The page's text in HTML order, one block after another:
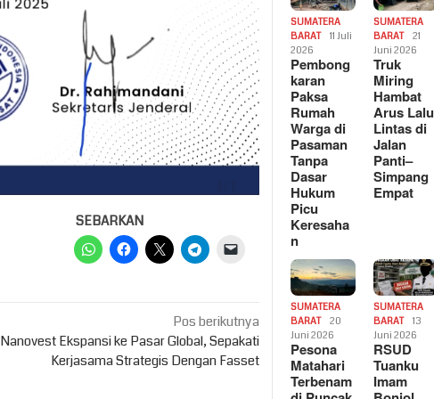
SEBARKAN
Pos berikutnya
Nanovest Ekspansi ke Pasar Global, Sepakati
Kerjasama Strategis Dengan Fasset
SUMATERA
BARAT
11 Juli
2026
Pembong
karan
Paksa
Rumah
Warga di
Pasaman
Tanpa
Dasar
Hukum
Picu
Keresaha
n
SUMATERA
BARAT
21
Juni 2026
Truk
Miring
Hambat
Arus Lalu
Lintas di
Jalan
Panti–
Simpang
Empat
SUMATERA
BARAT
20
Juni 2026
Pesona
Matahari
Terbenam
SUMATERA
BARAT
13
Juni 2026
RSUD
Tuanku
Imam